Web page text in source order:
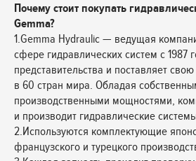
Почему стоит покупать
Gemma?
1.Gemma Hydraulic — ведущая
сфере гидравлических систем с 1987
представительства и поставляет
в 60 стран мира. Обладая
производственными мощностями,
и производит гидравлические
2.Используются комплектующие
французского и турецкого